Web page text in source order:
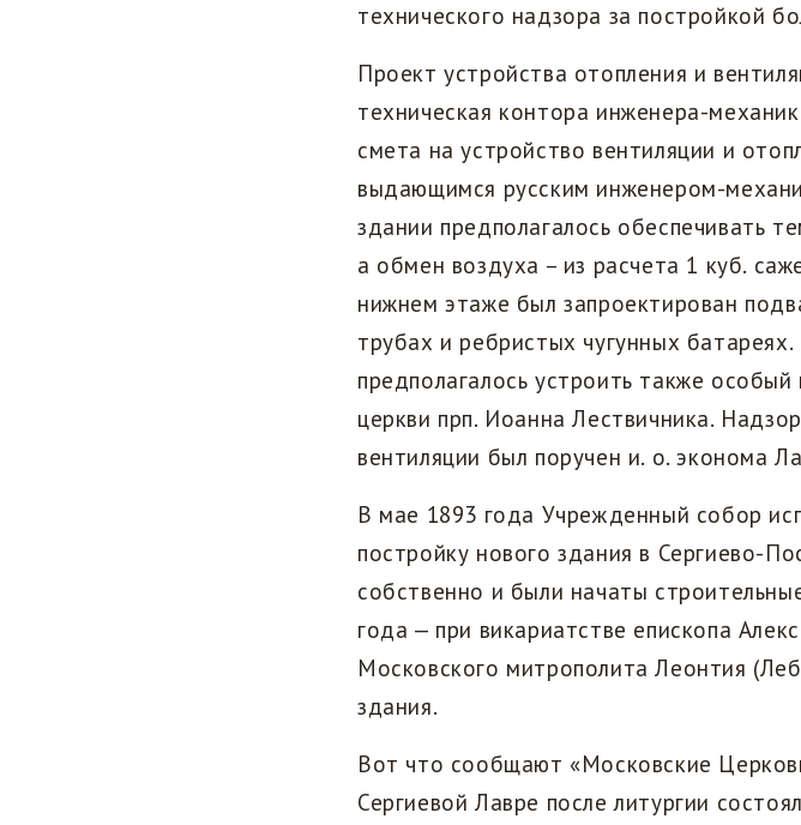
технического надзора за постройкой
Проект устройства отопления и
техническая контора инженера-
смета на устройство вентиляции и
выдающимся русским инженером-
здании предполагалось обеспечивать
а обмен воздуха – из расчета 1 куб.
нижнем этаже был запроектирован
трубах и ребристых чугунных
предполагалось устроить также
церкви прп. Иоанна Лествичника.
вентиляции был поручен и. о. эконома
В мае 1893 года Учрежденный собор
постройку нового здания в Сергиево-
собственно и были начаты
года — при викариатстве епископа
Московского митрополита Леонтия
здания.
Вот что сообщают «Московские
Сергиевой Лавре после литургии